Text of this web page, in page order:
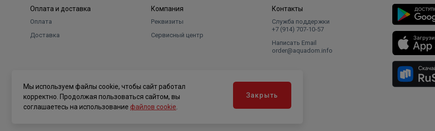
Оплата и доставка
Оплата
Доставка
Компания
Реквизиты
Сервисный центр
Контакты
Служба поддержки
+7 (914) 707‑10‑57
Написать Email
order@aquadom.info
Мы используем файлы cookie, чтобы сайт работал
корректно. Продолжая пользоваться сайтом, вы
соглашаетесь на использование файлов cookie
Закрыть